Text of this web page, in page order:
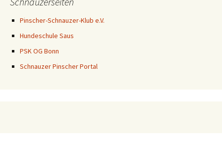
Pinscher-Schnauzer-Klub e.V.
Hundeschule Saus
PSK OG Bonn
Schnauzer Pinscher Portal